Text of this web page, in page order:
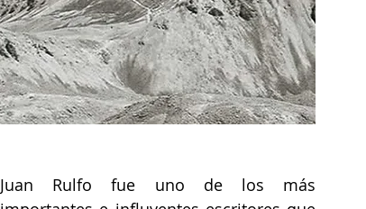
Juan Rulfo fue uno de los más